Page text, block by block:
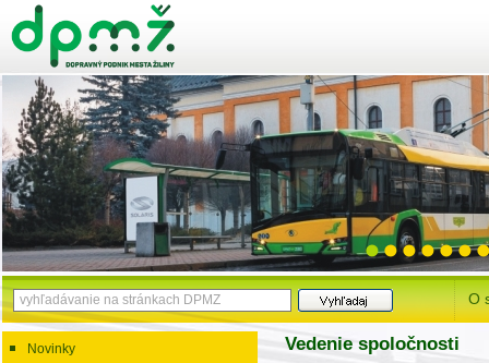
O
Novinky
Vedenie spoločnosti